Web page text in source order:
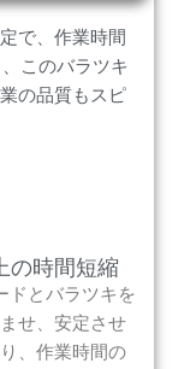
で、作業時間
このバラツキ
の品質もスピ
の時間短縮
ドとバラツキを
せ、安定させ
、作業時間の